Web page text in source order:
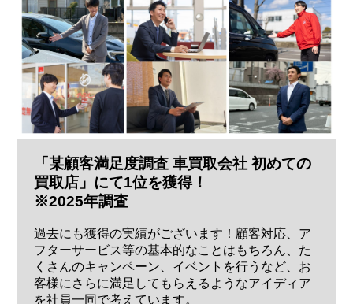
「某顧客満足度調査 車買取会社 初めての
買取店」にて1位を獲得！
※2025年調査
過去にも獲得の実績がございます！顧客対応、ア
フターサービス等の基本的なことはもちろん、た
くさんのキャンペーン、イベントを行うなど、お
客様にさらに満足してもらえるようなアイディア
を社員一同で考えています。